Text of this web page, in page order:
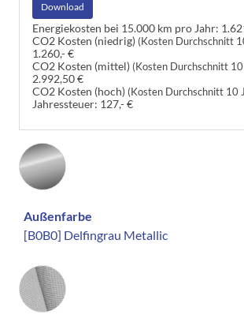
Download
Energiekosten bei 15.000 km pro Jahr:
CO2 Kosten (niedrig) (Kosten Durchschnitt
1.260,- €
CO2 Kosten (mittel) (Kosten Durchschnitt 10
2.992,50 €
CO2 Kosten (hoch) (Kosten Durchschnitt 10
Jahressteuer: 127,- €
Außenfarbe
[B0B0] Delfingrau Metallic
Innenausstattung